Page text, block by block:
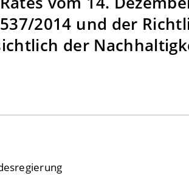
2014 und der
der